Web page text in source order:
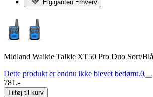
Elgiganten Erhverv
Midland Walkie Talkie XT50 Pro Duo Sort/Blå
Dette produkt er endnu ikke blevet bedømt.0
781.-
Tilføj til kurv